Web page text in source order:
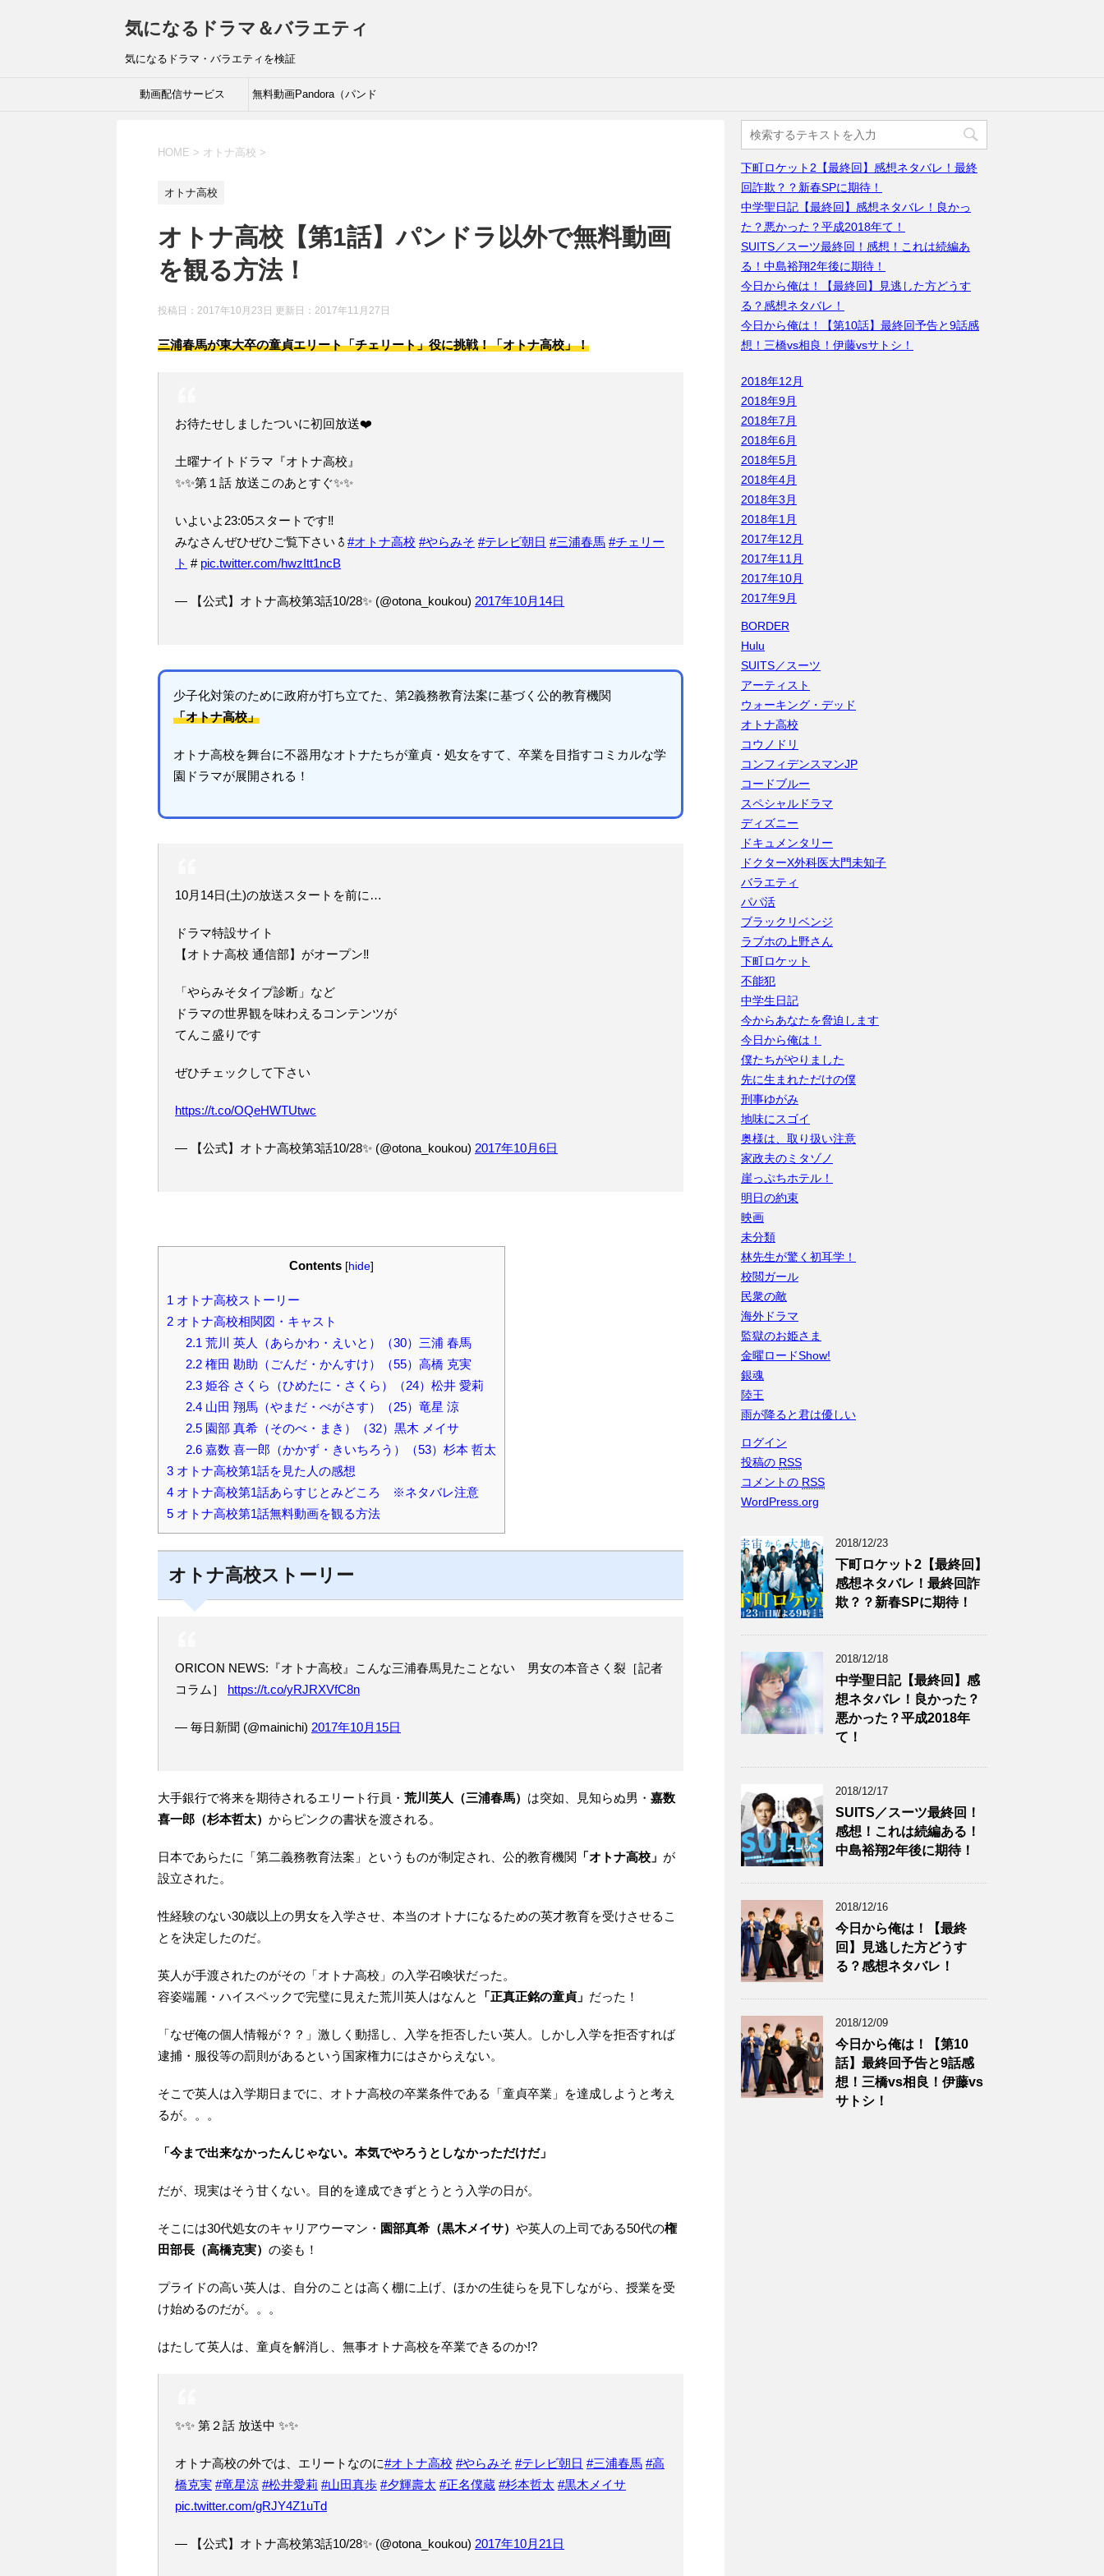
気になるドラマ＆バラエティ
気になるドラマ・バラエティを検証
動画配信サービス 無料動画Pandora（パンド
HOME > オトナ高校 >
オトナ高校
オトナ高校【第1話】パンドラ以外で無料動画
を観る方法！
投稿日：2017年10月23日 更新日： 2017年11月27日
三浦春馬が東大卒の童貞エリート「チェリート」役に挑戦！「オトナ高校」！
お待たせしましたついに初回放送❤️
‍土曜ナイトドラマ『オトナ高校』‍
✨✨第１話 放送このあとすぐ✨✨
いよいよ23:05スタートです‼️
みなさんぜひぜひご覧下さい‍♂ #オトナ高校 #やらみそ #テレビ朝日 #三浦春馬 #チェリー
ト # pic.twitter.com/hwzItt1ncB
— 【公式】オトナ高校第3話10/28✨ (@otona_koukou) 2017年10月14日
少子化対策のために政府が打ち立てた、第2義務教育法案に基づく公的教育機関
「オトナ高校」
オトナ高校を舞台に不器用なオトナたちが童貞・処女をすて、卒業を目指すコミカルな学
園ドラマが展開される！
10月14日(土)の放送スタートを前に…
ドラマ特設サイト
【オトナ高校 通信部】がオープン‼️
「やらみそタイプ診断」など
ドラマの世界観を味わえるコンテンツが
てんこ盛りです
ぜひチェックして下さい
https://t.co/OQeHWTUtwc
— 【公式】オトナ高校第3話10/28✨ (@otona_koukou) 2017年10月6日
Contents [hide]
1 オトナ高校ストーリー
2 オトナ高校相関図・キャスト
2.1 荒川 英人（あらかわ・えいと）（30）三浦 春馬
2.2権田 勘助（ごんだ・かんすけ）（55）高橋 克実
2.3姫谷 さくら（ひめたに・さくら）（24）松井 愛莉
2.4山田 翔馬（やまだ・ぺがさす）（25）竜星 涼
2.5園部 真希（そのべ・まき）（32）黒木 メイサ
2.6嘉数 喜一郎（かかず・きいちろう）（53）杉本 哲太
3 オトナ高校第1話を見た人の感想
4 オトナ高校第1話あらすじとみどころ ※ネタバレ注意
5 オトナ高校第1話無料動画を観る方法
オトナ高校ストーリー
ORICON NEWS:『オトナ高校』こんな三浦春馬見たことない 男女の本音さく裂［記者
コラム］
https://t.co/yRJRXVfC8n
— 毎日新聞 (@mainichi) 2017年10月15日
大手銀行で将来を期待されるエリート行員・ 荒川英人（三浦春馬） は突如、見知らぬ男・ 嘉数
喜一郎（杉本哲太） からピンクの書状を渡される。
日本であらたに「第二義務教育法案」というものが制定され、公的教育機関 「オトナ高校」 が
設立された。
性経験のない30歳以上の男女を入学させ、本当のオトナになるための英才教育を受けさせるこ
とを決定したのだ。
英人が手渡されたのがその「オトナ高校」の入学召喚状だった。
容姿端麗・ハイスペックで完璧に見えた荒川英人はなんと
「正真正銘の童貞」 だった！
「なぜ俺の個人情報が？？」激しく動揺し、入学を拒否したい英人。しかし入学を拒否すれば
逮捕・服役等の罰則があるという国家権力にはさからえない。
そこで英人は入学期日までに、オトナ高校の卒業条件である「童貞卒業」を達成しようと考え
るが。。。
「今まで出来なかったんじゃない。本気でやろうとしなかっただけだ」
だが、現実はそう甘くない。目的を達成できずとうとう入学の日が。
そこには30代処女のキャリアウーマン・ 園部真希（黒木メイサ） や英人の上司である50代の権
田部長（高橋克実） の姿も！
プライドの高い英人は、自分のことは高く棚に上げ、ほかの生徒らを見下しながら、授業を受
け始めるのだが。。。
はたして英人は、童貞を解消し、無事オトナ高校を卒業できるのか!?
✨✨‍ 第２話 放送中 ‍✨✨
オトナ高校の外では、エリートなのに#オトナ高校 #やらみそ #テレビ朝日 #三浦春馬 #高
橋克実 #竜星涼 #松井愛莉 #山田真歩 #夕輝壽太 #正名僕蔵 #杉本哲太 #黒木メイサ
pic.twitter.com/gRJY4Z1uTd
— 【公式】オトナ高校第3話10/28✨ (@otona_koukou) 2017年10月21日
下町ロケット2【最終回】感想ネタバレ！最終
回詐欺？？新春SPに期待！
中学聖日記【最終回】感想ネタバレ！良かっ
た？悪かった？平成2018年て！
SUITS／スーツ最終回！感想！これは続編あ
る！中島裕翔2年後に期待！
今日から俺は！【最終回】見逃した方どうす
る？感想ネタバレ！
今日から俺は！【第10話】最終回予告と9話感
想！三橋vs相良！伊藤vsサトシ！
2018年12月
2018年9月
2018年7月
2018年6月
2018年5月
2018年4月
2018年3月
2018年1月
2017年12月
2017年11月
2017年10月
2017年9月
BORDER
Hulu
SUITS／スーツ
アーティスト
ウォーキング・デッド
オトナ高校
コウノドリ
コンフィデンスマンJP
コードブルー
スペシャルドラマ
ディズニー
ドキュメンタリー
ドクターX外科医大門未知子
バラエティ
パパ活
ブラックリベンジ
ラブホの上野さん
下町ロケット
不能犯
中学生日記
今からあなたを脅迫します
今日から俺は！
僕たちがやりました
先に生まれただけの僕
刑事ゆがみ
地味にスゴイ
奥様は、取り扱い注意
家政夫のミタゾノ
崖っぷちホテル！
明日の約束
映画
未分類
林先生が驚く初耳学！
校閲ガール
民衆の敵
海外ドラマ
監獄のお姫さま
金曜ロードShow!
銀魂
陸王
雨が降ると君は優しい
ログイン
投稿の RSS
コメントの RSS
WordPress.org
2018/12/23
下町ロケット2【最終回】
感想ネタバレ！最終回詐
欺？？新春SPに期待！
2018/12/18
中学聖日記【最終回】感
想ネタバレ！良かった？
悪かった？平成2018年
て！
2018/12/17
SUITS／スーツ最終回！
感想！これは続編ある！
中島裕翔2年後に期待！
2018/12/16
今日から俺は！【最終
回】見逃した方どうす
る？感想ネタバレ！
2018/12/09
今日から俺は！【第10
話】最終回予告と9話感
想！三橋vs相良！伊藤vs
サトシ！